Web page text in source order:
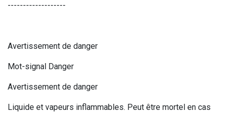
-------------------
Avertissement de danger
Mot-signal Danger
Avertissement de danger
Liquide et vapeurs inflammables. Peut être mortel en cas